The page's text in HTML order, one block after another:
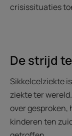
crisissituaties
De strijd
Sikkelcelziekte
ziekte ter
over gesproken,
kinderen ten